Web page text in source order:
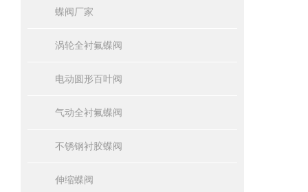
蝶阀厂家
涡轮全衬氟蝶阀
电动圆形百叶阀
气动全衬氟蝶阀
不锈钢衬胶蝶阀
伸缩蝶阀